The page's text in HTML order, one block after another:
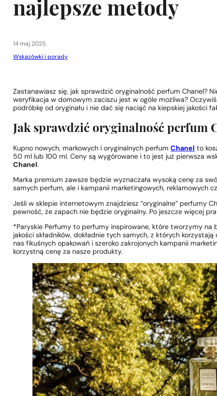
najlepsze metody
14 maj 2025
Wskazówki i porady
Zastanawiasz się, jak sprawdzić oryginalność perfum Chanel?
weryfikacja w domowym zaciszu jest w ogóle możliwa?
podróbkę od oryginału i nie dać się naciąć na kiepskiej jakości
Jak sprawdzić oryginalność perfum
Kupno nowych, markowych i oryginalnych perfumChanel to
50 ml lub 100 ml. Ceny są wygórowane i to jest już pierwsza
Chanel.
Marka premium zawsze będzie wyznaczała wysoką cenę za
samych perfum, ale i kampanii marketingowych, reklamowych
Jeśli w sklepie internetowym znajdziesz “oryginalne” perfumy
pewność, że zapach nie będzie oryginalny. Po jeszcze więcej
*Paryskie Perfumy to perfumy inspirowane, które tworzymy
jakości składników, dokładnie tych samych, z których
nas fikuśnych opakowań i szeroko zakrojonych kampanii
korzystną cenę za nasze produkty.